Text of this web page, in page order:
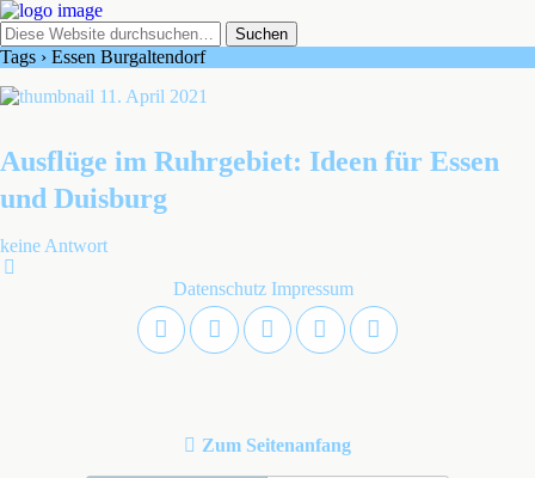
Tags › Essen Burgaltendorf
11. April 2021
Ausflüge im Ruhrgebiet: Ideen für Essen
und Duisburg
keine Antwort
Datenschutz Impressum
Zum Seitenanfang